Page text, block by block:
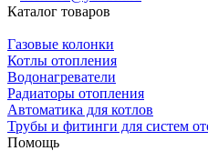
Каталог товаров
Газовые колонки
Котлы отопления
Водонагреватели
Радиаторы отопления
Автоматика для котлов
Трубы и фитинги для систем
Помощь